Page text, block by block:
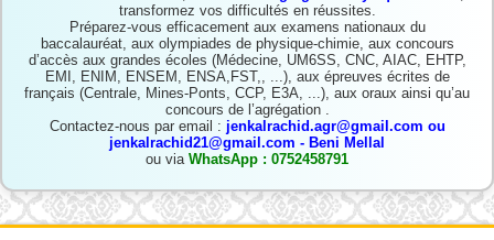
transformez vos difficultés en réussites.
Préparez-vous efficacement aux examens nationaux du
baccalauréat, aux olympiades de physique-chimie, aux concours
d’accès aux grandes écoles (Médecine, UM6SS, CNC, AIAC, EHTP,
EMI, ENIM, ENSEM, ENSA,FST,, ...), aux épreuves écrites de
français (Centrale, Mines-Ponts, CCP, E3A, ...), aux oraux ainsi qu’au
concours de l’agrégation .
Contactez-nous par email : jenkalrachid.agr@gmail.com ou
jenkalrachid21@gmail.com - Beni Mellal
ou via WhatsApp : 0752458791